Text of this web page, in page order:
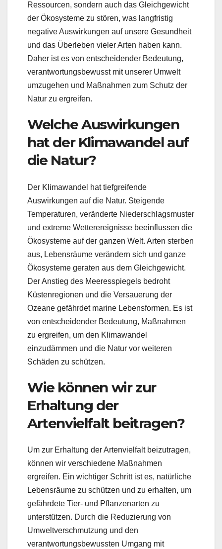
Ressourcen, sondern auch das Gleichgewicht
der Ökosysteme zu stören, was langfristig
negative Auswirkungen auf unsere Gesundheit
und das Überleben vieler Arten haben kann.
Daher ist es von entscheidender Bedeutung,
verantwortungsbewusst mit unserer Umwelt
umzugehen und Maßnahmen zum Schutz der
Natur zu ergreifen.
Welche Auswirkungen
hat der Klimawandel auf
die Natur?
Der Klimawandel hat tiefgreifende
Auswirkungen auf die Natur. Steigende
Temperaturen, veränderte Niederschlagsmuster
und extreme Wetterereignisse beeinflussen die
Ökosysteme auf der ganzen Welt. Arten sterben
aus, Lebensräume verändern sich und ganze
Ökosysteme geraten aus dem Gleichgewicht.
Der Anstieg des Meeresspiegels bedroht
Küstenregionen und die Versauerung der
Ozeane gefährdet marine Lebensformen. Es ist
von entscheidender Bedeutung, Maßnahmen
zu ergreifen, um den Klimawandel
einzudämmen und die Natur vor weiteren
Schäden zu schützen.
Wie können wir zur
Erhaltung der
Artenvielfalt beitragen?
Um zur Erhaltung der Artenvielfalt beizutragen,
können wir verschiedene Maßnahmen
ergreifen. Ein wichtiger Schritt ist es, natürliche
Lebensräume zu schützen und zu erhalten, um
gefährdete Tier- und Pflanzenarten zu
unterstützen. Durch die Reduzierung von
Umweltverschmutzung und den
verantwortungsbewussten Umgang mit